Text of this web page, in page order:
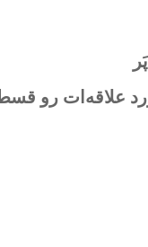
علاقه‌ات رو